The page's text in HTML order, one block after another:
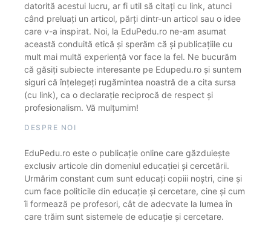
datorită acestui lucru, ar fi util să citați cu link, atunci
când preluați un articol, părți dintr-un articol sau o idee
care v-a inspirat. Noi, la EduPedu.ro ne-am asumat
această conduită etică și sperăm că și publicațiile cu
mult mai multă experiență vor face la fel. Ne bucurăm
că găsiți subiecte interesante pe Edupedu.ro și suntem
siguri că înțelegeți rugămintea noastră de a cita sursa
(cu link), ca o declarație reciprocă de respect și
profesionalism. Vă mulțumim!
DESPRE NOI
EduPedu.ro este o publicație online care găzduiește
exclusiv articole din domeniul educației și cercetării.
Urmărim constant cum sunt educați copiii noștri, cine și
cum face politicile din educație și cercetare, cine și cum
îi formează pe profesori, cât de adecvate la lumea în
care trăim sunt sistemele de educație și cercetare.